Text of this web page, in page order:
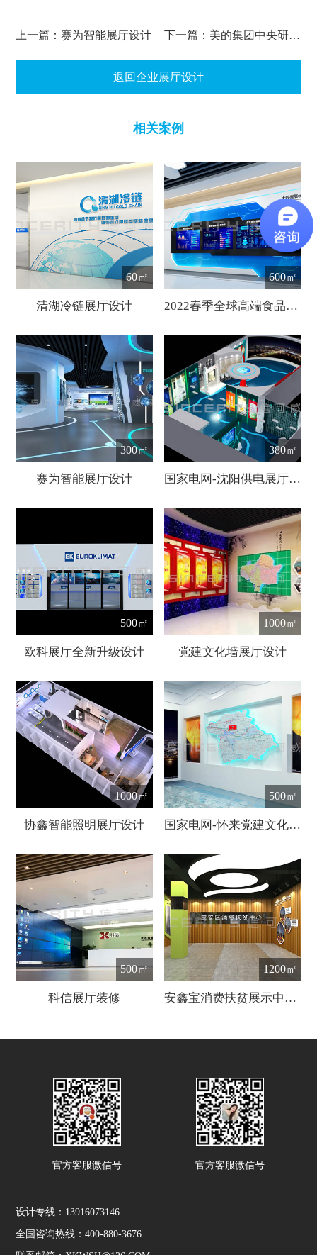
上一篇：赛为智能展厅设计 下一篇：美的集团中央研究院展厅设计
返回企业展厅设计
相关案例
60㎡
清湖冷链展厅设计
600㎡
2022春季全球高端食品展厅搭建
300㎡
赛为智能展厅设计
380㎡
国家电网-沈阳供电展厅设计
500㎡
欧科展厅全新升级设计
1000㎡
党建文化墙展厅设计
1000㎡
协鑫智能照明展厅设计
500㎡
国家电网-怀来党建文化展厅设计
500㎡
科信展厅装修
1200㎡
安鑫宝消费扶贫展示中心设计
官方客服微信号 官方客服微信号
设计专线：13916073146
全国咨询热线：400-880-3676